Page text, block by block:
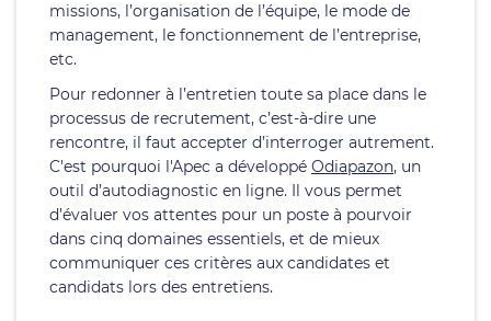
missions, l’organisation de l’équipe, le mode de
management, le fonctionnement de l’entreprise,
etc.
Pour redonner à l’entretien toute sa place dans le
processus de recrutement, c’est-à-dire une
rencontre, il faut accepter d’interroger autrement.
C'est pourquoi l'Apec a développé Odiapazon, un
outil d’autodiagnostic en ligne. Il vous permet
d’évaluer vos attentes pour un poste à pourvoir
dans cinq domaines essentiels, et de mieux
communiquer ces critères aux candidates et
candidats lors des entretiens.